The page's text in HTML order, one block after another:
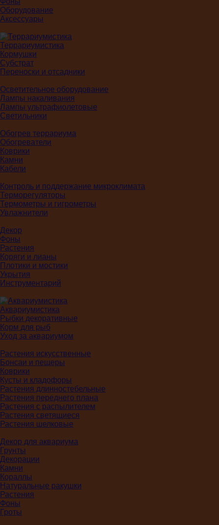
Оборудование
Аксессуары
Террариумистика
Кормушки
Субстрат
Переноски и отсадники
Осветительное оборудование
Лампы накаливания
Лампы ультрафиолетовые
Светильники
Обогрев террариума
Обогреватели
Коврики
Камни
Кабели
Контроль и поддержание микроклимата
Терморегуляторы
Термометры и гигрометры
Увлажнители
Декор
Фоны
Растения
Коряги и лианы
Плотики и мостики
Укрытия
Инструментарий
Аквариумистика
Рыбки декоративные
Корм для рыб
Уход за аквариумом
Растения искусственные
Бонсаи и пещеры
Коврики
Кусты и кладофоры
Растения длинностебельные
Растения переднего плана
Растения с распылителем
Растения светящиеся
Растения шелковые
Декор для аквариума
Грунты
Декорации
Камни
Кораллы
Натуральные ракушки
Растения
Фоны
Гроты